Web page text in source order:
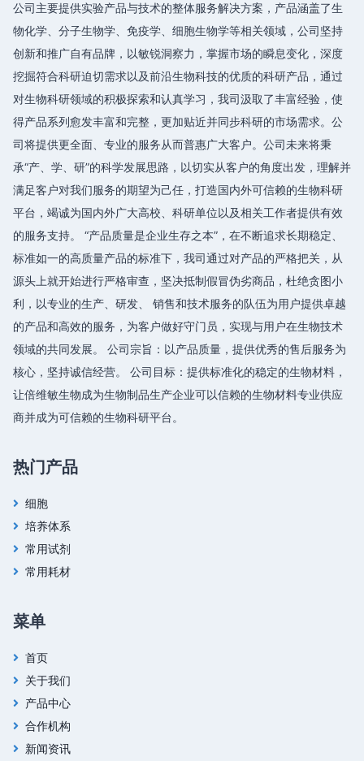
公司主要提供实验产品与技术的整体服务解决方案，产品涵盖了生
物化学、分子生物学、免疫学、细胞生物学等相关领域，公司坚持
创新和推广自有品牌，以敏锐洞察力，掌握市场的瞬息变化，深度
挖掘符合科研迫切需求以及前沿生物科技的优质的科研产品，通过
对生物科研领域的积极探索和认真学习，我司汲取了丰富经验，使
得产品系列愈发丰富和完整，更加贴近并同步科研的市场需求。公
司将提供更全面、专业的服务从而普惠广大客户。公司未来将秉
承“产、学、研”的科学发展思路，以切实从客户的角度出发，理解并
满足客户对我们服务的期望为己任，打造国内外可信赖的生物科研
平台，竭诚为国内外广大高校、科研单位以及相关工作者提供有效
的服务支持。 “产品质量是企业生存之本”，在不断追求长期稳定、
标准如一的高质量产品的标准下，我司通过对产品的严格把关，从
源头上就开始进行严格审查，坚决抵制假冒伪劣商品，杜绝贪图小
利，以专业的生产、研发、 销售和技术服务的队伍为用户提供卓越
的产品和高效的服务，为客户做好守门员，实现与用户在生物技术
领域的共同发展。 公司宗旨：以产品质量，提供优秀的售后服务为
核心，坚持诚信经营。 公司目标：提供标准化的稳定的生物材料，
让倍维敏生物成为生物制品生产企业可以信赖的生物材料专业供应
商并成为可信赖的生物科研平台。
热门产品
细胞
培养体系
常用试剂
常用耗材
菜单
首页
关于我们
产品中心
合作机构
新闻资讯